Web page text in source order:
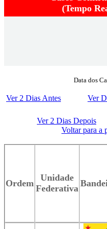
(Tempo
Data dos
Ver 2 Dias Antes Ver
Ver 2 Dias Depois
Voltar para a
Ordem
Unidade
Federativa